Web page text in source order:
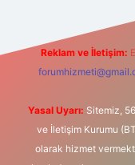
Reklam ve İletişim:
Yasal Uyarı: Sitemiz,
ve İletişim Kurumu
olarak hizmet